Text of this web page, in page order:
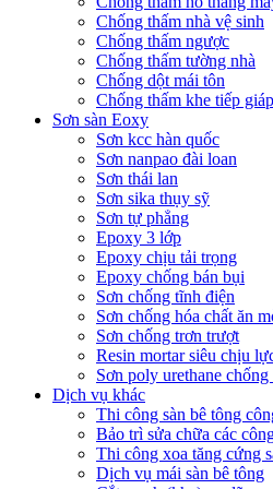
Chống thấm nhà vệ sinh
Chống thấm ngược
Chống thấm tường nhà
Chống dột mái tôn
Chống thấm khe tiếp
Sơn sàn Eoxy
Sơn kcc hàn quốc
Sơn nanpao đài loan
Sơn thái lan
Sơn sika thụy sỹ
Sơn tự phẳng
Epoxy 3 lớp
Epoxy chịu tải trọng
Epoxy chống bán bụi
Sơn chống tĩnh điện
Sơn chống hóa chất ăn
Sơn chống trơn trượt
Resin mortar siêu chịu
Sơn poly urethane
Dịch vụ khác
Thi công sàn bê tông
Bảo trì sửa chữa các
Thi công xoa tăng cứng
Dịch vụ mái sàn bê tông